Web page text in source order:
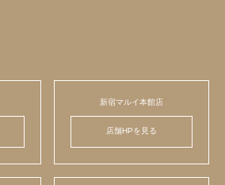
新宿マルイ本館店
店舗HPを見る